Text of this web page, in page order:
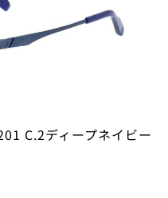
C.2ディープネイビー